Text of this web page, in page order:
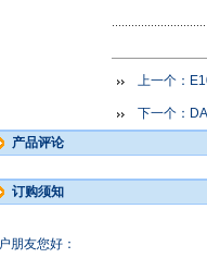
上一个：
下一个：
产品评论
订购须知
朋友您好：